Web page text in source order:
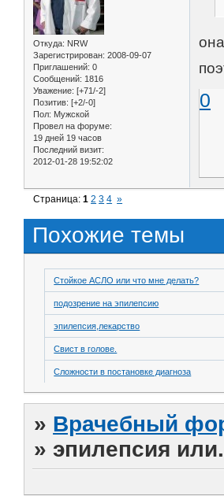
Откуда: NRW
Зарегистрирован: 2008-09-07
Приглашений: 0
Сообщений: 1816
Уважение: [+71/-2]
Позитив: [+2/-0]
Пол: Мужской
Провел на форуме:
19 дней 19 часов
Последний визит:
2012-01-28 19:52:02
0
Страница:1 2 3 4 »
Похожие темы
Стойкое АСЛО или что мне делать?
подозрение на эпилепсию
эпилепсия,лекарство
Свист в голове.
Сложности в постановке диагноза
» Врачебный
»эпилепсия